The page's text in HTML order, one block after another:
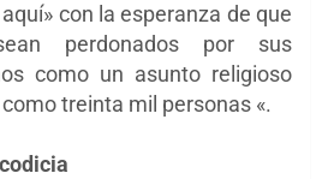
con la esperanza de que
perdonados por sus
como un asunto religioso
treinta mil personas «.